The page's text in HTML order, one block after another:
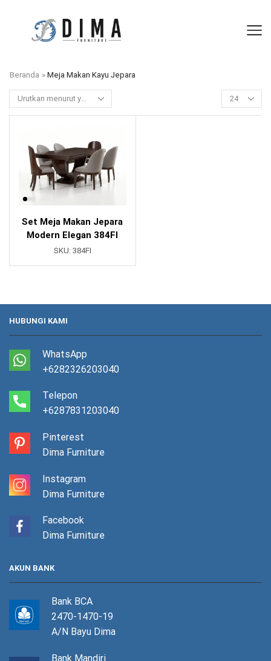
Beranda » Meja Makan Kayu Jepara
Set Meja Makan Jepara
Modern Elegan 384FI
SKU: 384FI
HUBUNGI KAMI
WhatsApp
+6282326203040
Telepon
+6287831203040
Pinterest
Dima Furniture
Instagram
Dima Furniture
Facebook
Dima Furniture
AKUN BANK
Bank BCA
2470-1470-19
A/N Bayu Dima
Bank Mandiri